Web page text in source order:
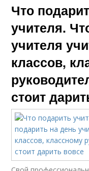
Что
учителя.
учителя
классов,
стоит